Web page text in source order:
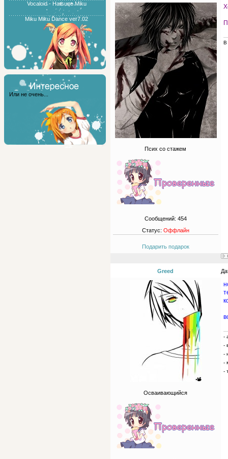
Vocaloid - Hatsune Miku
Miku Miku Dance ver7.02
Или не очень...
Псих со стажем
Сообщений: 454
Статус: Оффлайн
Подарить подарок
В
Greed
Осваивающийся
-
-
-
-
-